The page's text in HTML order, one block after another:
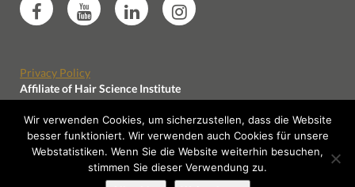
Privacy Policy
Affiliate of Hair Science Institute
Wir verwenden Cookies, um sicherzustellen, dass die Website
besser funktioniert. Wir verwenden auch Cookies für unsere
Webstatistiken. Wenn Sie die Website weiterhin besuchen,
stimmen Sie dieser Verwendung zu.